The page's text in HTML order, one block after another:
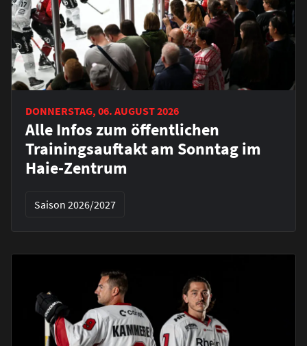
DONNERSTAG, 06. AUGUST 2026
Alle Infos zum öffentlichen
Trainingsauftakt am Sonntag im
Haie-Zentrum
Saison 2026/2027